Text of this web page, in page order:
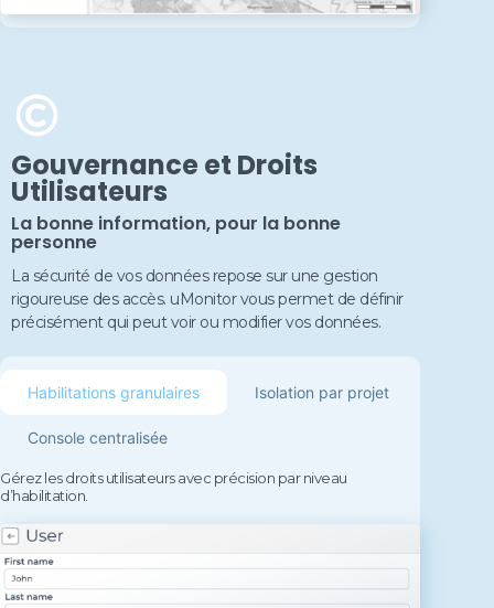
Gouvernance et Droits
Utilisateurs
La bonne information, pour la bonne
personne
La sécurité de vos données repose sur une gestion
rigoureuse des accès. uMonitor vous permet de définir
précisément qui peut voir ou modifier vos données.
Habilitations granulaires Isolation par projet
Console centralisée
Gérez les droits utilisateurs avec précision par niveau
d’habilitation.